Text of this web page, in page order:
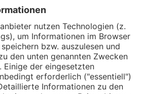
auch
allgäu.tv Nachrichten - Freitag,
7. August 2026